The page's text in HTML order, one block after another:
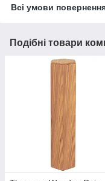
Всі умови
Подібні товари